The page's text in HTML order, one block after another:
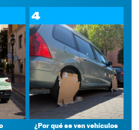
4
¿Por qué se ven vehículos